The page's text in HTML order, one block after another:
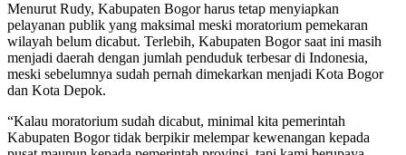
Menurut Rudy, Kabupaten Bogor harus tetap menyiapkan
pelayanan publik yang maksimal meski moratorium pemekaran
wilayah belum dicabut. Terlebih, Kabupaten Bogor saat ini masih
menjadi daerah dengan jumlah penduduk terbesar di Indonesia,
meski sebelumnya sudah pernah dimekarkan menjadi Kota Bogor
dan Kota Depok.
“Kalau moratorium sudah dicabut, minimal kita pemerintah
Kabupaten Bogor tidak berpikir melempar kewenangan kepada